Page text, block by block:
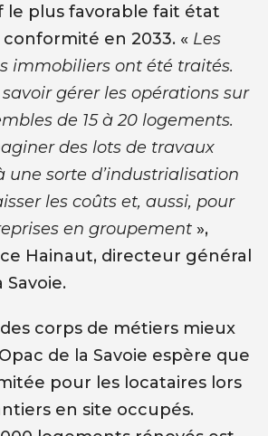
le plus favorable fait état
conformité en 2033. « Les
immobiliers ont été traités.
gérer les opérations sur
de 15 à 20 logements.
des lots de travaux
une sorte d’industrialisation
les coûts et, aussi, pour
en groupement»,
Hainaut, directeur général
Savoie.
corps de métiers mieux
de la Savoie espère que
pour les locataires lors
en site occupés.